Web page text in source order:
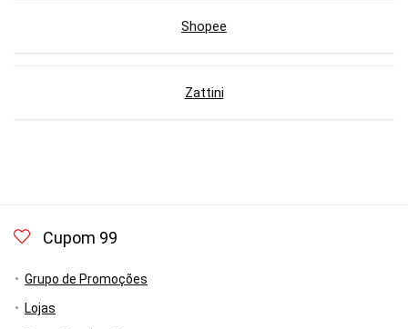
Shopee
Zattini
Cupom 99
Grupo de Promoções
Lojas